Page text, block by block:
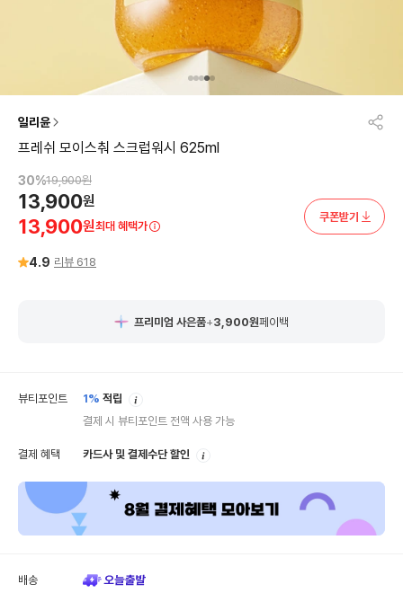
일리윤
프레쉬 모이스춰 스크럽워시 625ml
30%19,900원
13,900원
13,900원최대 혜택가
쿠폰받기
4.9 리뷰 618
프리미엄 사은품+3,900원페이백
뷰티포인트 1% 적립
결제 시 뷰티포인트 전액 사용 가능
결제 혜택 카드사 및 결제수단 할인
배송